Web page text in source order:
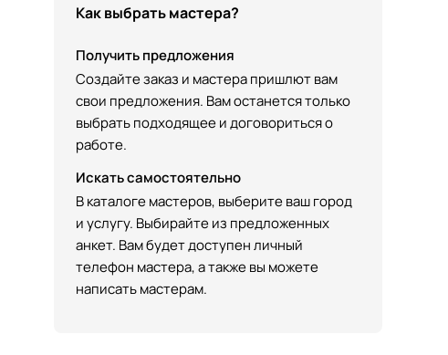
Как выбрать мастера?
Получить предложения
Создайте заказ и мастера пришлют вам
свои предложения. Вам останется только
выбрать подходящее и договориться о
работе.
Искать самостоятельно
В каталоге мастеров, выберите ваш город
и услугу. Выбирайте из предложенных
анкет. Вам будет доступен личный
телефон мастера, а также вы можете
написать мастерам.